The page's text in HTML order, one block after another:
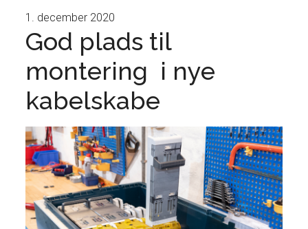
1. december 2020
God plads til
montering i nye
kabelskabe